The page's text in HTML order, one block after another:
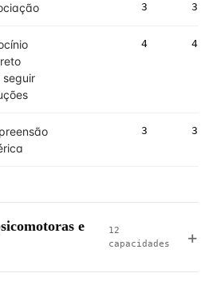
3 3
4 4
3 3
e
12
capacidades